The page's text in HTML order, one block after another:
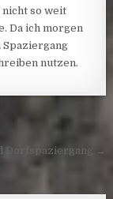
so weit
Da ich morgen
Spaziergang
nutzen.
Dorfspaziergang →